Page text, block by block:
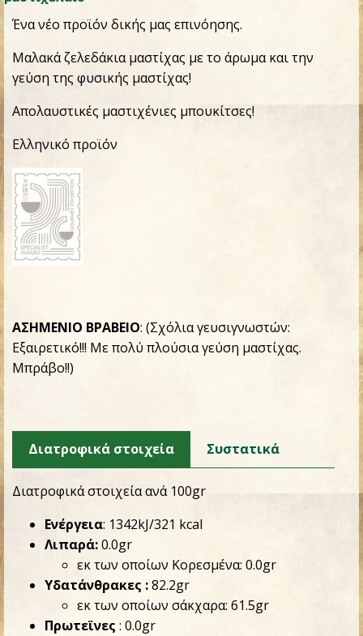
Ένα νέο προϊόν δικής μας επινόησης.
Μαλακά ζελεδάκια μαστίχας με το άρωμα και την
γεύση της φυσικής μαστίχας!
Απολαυστικές μαστιχένιες μπουκίτσες!
Ελληνικό προϊόν
ΑΣΗΜΕΝΙΟ ΒΡΑΒΕΙΟ: (Σχόλια γευσιγνωστών:
Εξαιρετικό!!! Με πολύ πλούσια γεύση μαστίχας.
Μπράβο!!)
Διατροφικά στοιχεία Συστατικά
Διατροφικά στοιχεία ανά 100gr
Ενέργεια: 1342kJ/321 kcal
Λιπαρά:0.0gr
εκ των οποίων Κορεσμένα: 0.0gr
Υδατάνθρακες :82.2gr
εκ των οποίων σάκχαρα: 61.5gr
Πρωτεϊνες : 0.0gr